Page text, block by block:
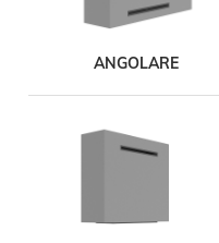
ANGOLARE